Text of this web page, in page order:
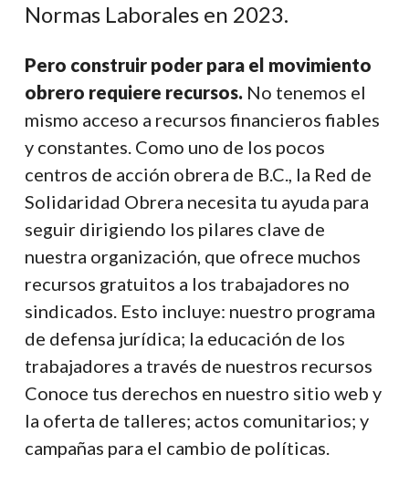
Normas Laborales en 2023.
Pero construir poder para el movimiento
obrero requiere recursos.No tenemos el
mismo acceso a recursos financieros fiables
y constantes. Como uno de los pocos
centros de acción obrera de B.C., la Red de
Solidaridad Obrera necesita tu ayuda para
seguir dirigiendo los pilares clave de
nuestra organización, que ofrece muchos
recursos gratuitos a los trabajadores no
sindicados. Esto incluye: nuestro programa
de defensa jurídica; la educación de los
trabajadores a través de nuestros recursos
Conoce tus derechos en nuestro sitio web y
la oferta de talleres; actos comunitarios; y
campañas para el cambio de políticas.